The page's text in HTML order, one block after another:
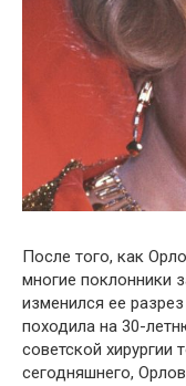
После того, как
многие поклонники
изменился ее
походила на 30-
советской хирургии
сегодняшнего,